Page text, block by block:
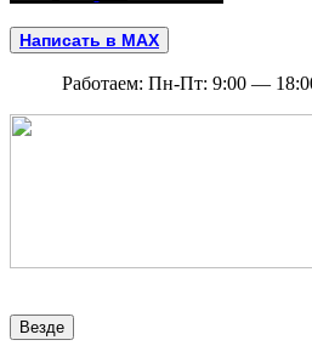
Написать в MAX
Работаем: Пн-Пт: 9:00 —
Везде